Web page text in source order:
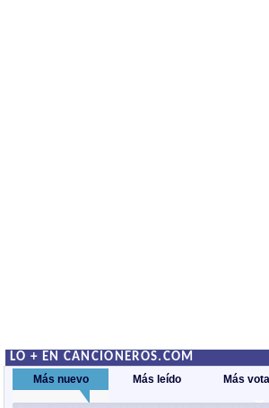
LO + EN CANCIONEROS.COM
Más nuevo Más leído Más